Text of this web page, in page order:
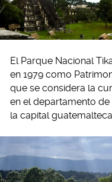
El Parque Nacional
en 1979 como
que se considera la
en el departamento
la capital guatemalteca.